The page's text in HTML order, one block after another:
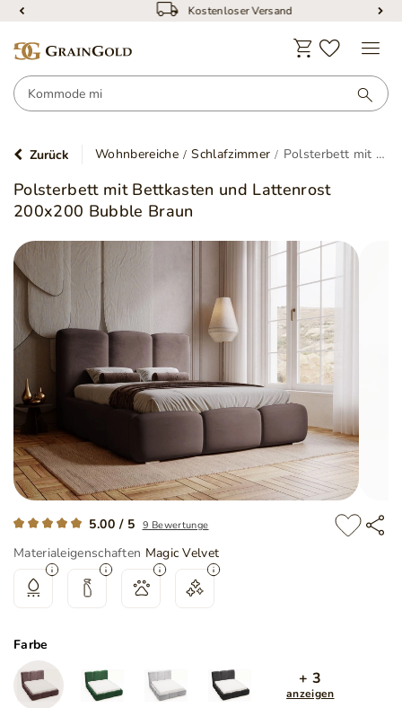
Kostenloser Versand
Zurück Wohnbereiche Schlafzimmer Polsterbett mit Bettkasten und Lattenrost 200x200 Bubble Braun
Polsterbett mit Bettkasten und Lattenrost
200x200 Bubble Braun
5.00 / 5 9 Bewertunge
Materialeigenschaften Magic Velvet
Farbe
+ 3
anzeigen